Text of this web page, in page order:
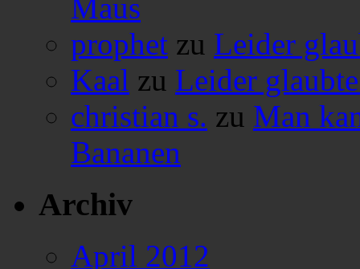
Maus
prophet zu Leider
Kaal zu Leider
christian s. zu Man
Bananen
Archiv
April 2012